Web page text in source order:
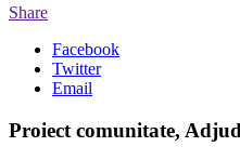
Share
Facebook
Twitter
Email
Proiect comunitate,